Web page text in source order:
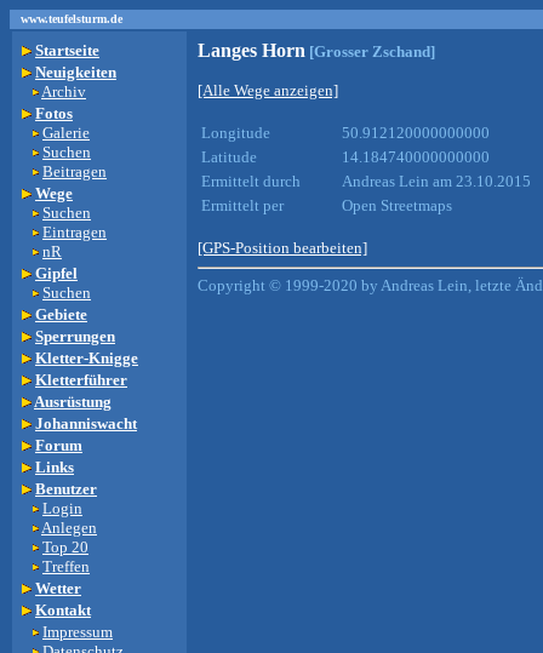
www.teufelsturm.de
Startseite
Neuigkeiten
Archiv
Fotos
Galerie
Suchen
Beitragen
Wege
Suchen
Eintragen
nR
Gipfel
Suchen
Gebiete
Sperrungen
Kletter-Knigge
Kletterführer
Ausrüstung
Johanniswacht
Forum
Links
Benutzer
Login
Anlegen
Top 20
Treffen
Wetter
Kontakt
Impressum
Langes Horn [Grosser Zschand]
[Alle Wege anzeigen]
Longitude
50.912120000000000
Latitude
14.184740000000000
Ermittelt durch
Andreas Lein am 23.10.2015
Ermittelt per
Open Streetmaps
[GPS-Position bearbeiten]
Copyright © 1999-2020 by Andreas Lein, letzte